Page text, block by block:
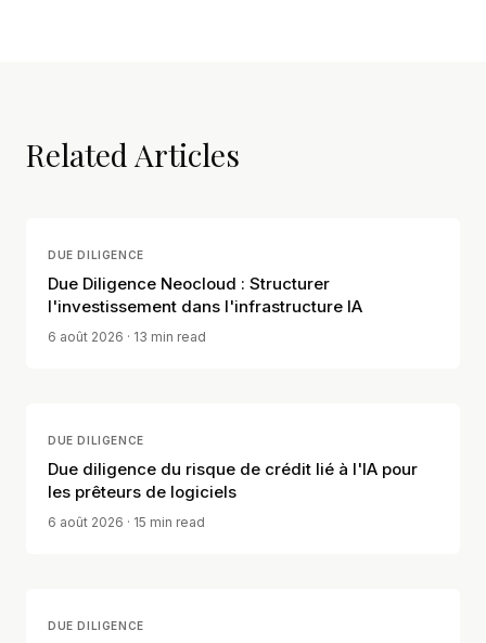
Related Articles
DUE DILIGENCE
Due Diligence Neocloud : Structurer
l'investissement dans l'infrastructure IA
6 août 2026 · 13 min read
DUE DILIGENCE
Due diligence du risque de crédit lié à l'IA pour
les prêteurs de logiciels
6 août 2026 · 15 min read
DUE DILIGENCE